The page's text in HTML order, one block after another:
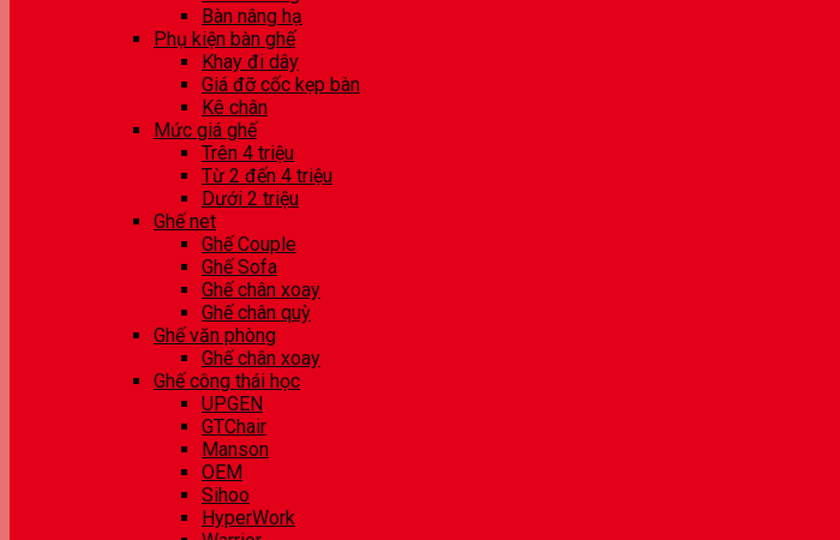
Bàn nâng hạ
Phụ kiện bàn ghế
Khay đi dây
Giá đỡ cốc kẹp bàn
Kê chân
Mức giá ghế
Trên 4 triệu
Từ 2 đến 4 triệu
Dưới 2 triệu
Ghế net
Ghế Couple
Ghế Sofa
Ghế chân xoay
Ghế chân quỳ
Ghế văn phòng
Ghế chân xoay
Ghế công thái học
UPGEN
GTChair
Manson
OEM
Sihoo
HyperWork